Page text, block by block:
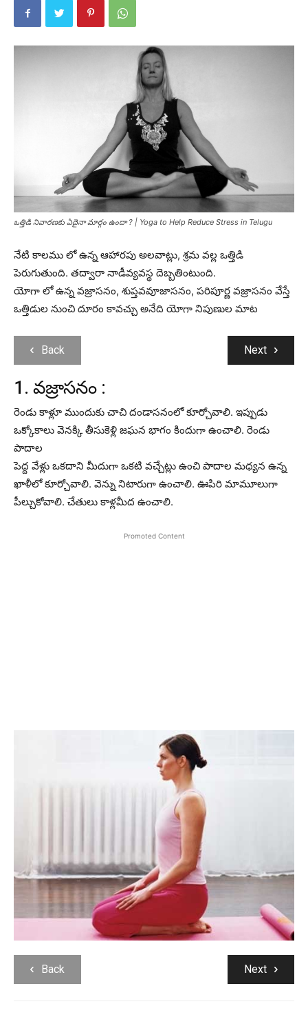
ఒత్తిడి నివారణకు ఏదైనా మార్గం ఉందా ? | Yoga to Help Reduce Stress in Telugu
నేటి కాలము లో ఉన్న ఆహారపు అలవాట్లు, శ్రమ వల్ల ఒత్తిడి
పెరుగుతుంది. తద్వారా నాడీవ్యవస్థ దెబ్బతింటుంది.
యోగా లో ఉన్న వజ్రాసనం, శుప్తవవూజాసనం, పరిపూర్ణ వజ్రాసనం వేస్తే
ఒత్తిడుల నుంచి దూరం కావచ్చు అనేది యోగా నిపుణుల మాట
Back Next
1. వజ్రాసనం :
రెండు కాళ్లూ ముందుకు చాచి దండాసనంలో కూర్చోవాలి. ఇప్పుడు
ఒక్కోకాలు వెనక్కి తీసుకెళ్లి జఘన భాగం కిందుగా ఉంచాలి. రెండు
పాదాల
పెద్ద వేళ్లు ఒకదాని మీదుగా ఒకటి వచ్చేట్లు ఉంచి పాదాల మధ్యన ఉన్న
ఖాళీలో కూర్చోవాలి. వెన్ను నిటారుగా ఉంచాలి. ఊపిరి మామూలుగా
పీల్చుకోవాలి. చేతులు కాళ్లమీద ఉంచాలి.
Promoted Content
Back Next